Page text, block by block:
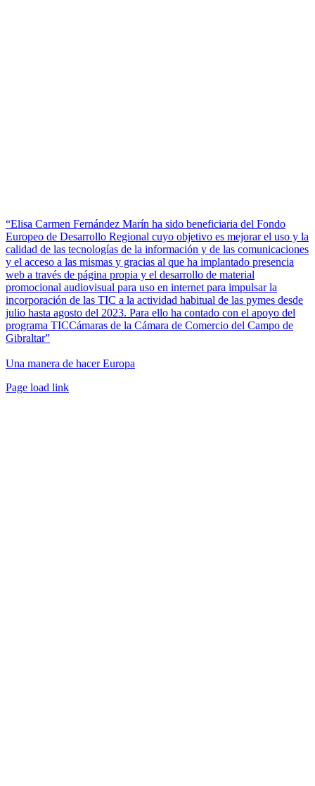
“Elisa Carmen Fernández Marín ha sido beneficiaria del Fondo
Europeo de Desarrollo Regional cuyo objetivo es mejorar el uso y la
calidad de las tecnologías de la información y de las comunicaciones
y el acceso a las mismas y gracias al que ha implantado presencia
web a través de página propia y el desarrollo de material
promocional audiovisual para uso en internet para impulsar la
incorporación de las TIC a la actividad habitual de las pymes desde
julio hasta agosto del 2023. Para ello ha contado con el apoyo del
programa TICCámaras de la Cámara de Comercio del Campo de
Gibraltar”
Una manera de hacer Europa
Facebook
Twitter
Instagram
Pinterest
Page load link